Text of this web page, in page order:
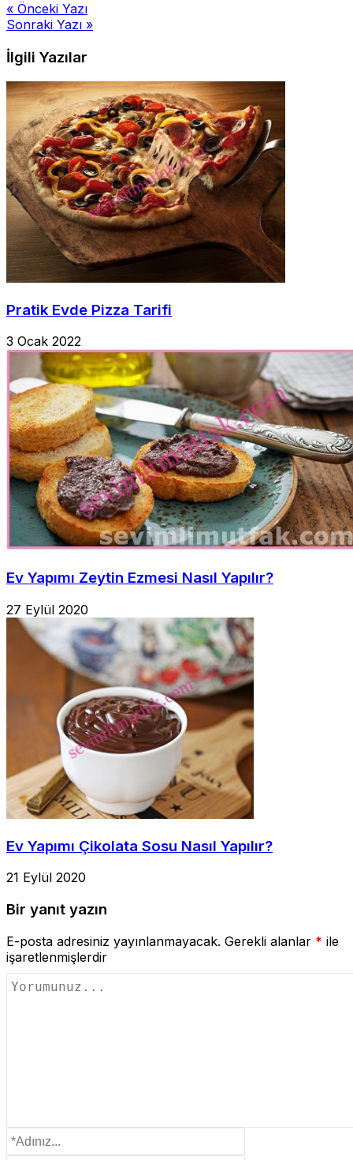
Yazı
gezinmesi
« Önceki Yazı
Sonraki Yazı »
İlgili Yazılar
Pratik Evde Pizza Tarifi
3 Ocak 2022
Ev Yapımı Zeytin Ezmesi Nasıl Yapılır?
27 Eylül 2020
Ev Yapımı Çikolata Sosu Nasıl Yapılır?
21 Eylül 2020
Bir yanıt yazın
E-posta adresiniz yayınlanmayacak. Gerekli alanlar * ile
işaretlenmişlerdir